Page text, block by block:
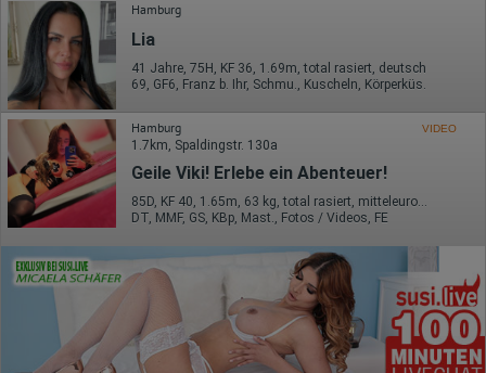
Hamburg
Lia
41 Jahre, 75H, KF 36, 1.69m, total rasiert, deutsch
69, GF6, Franz b. Ihr, Schmu., Kuscheln, Körperküs.
Hamburg VIDEO
1.7km, Spaldingstr. 130a
Geile Viki! Erlebe ein Abenteuer!
85D, KF 40, 1.65m, 63 kg, total rasiert, mitteleuropäisch
DT, MMF, GS, KBp, Mast., Fotos / Videos, FE